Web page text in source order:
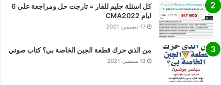
كل اسئلة جليم للفار = تارجت حل ومراجعة على 6
ايام CMA2022
17 ديسمبر، 2021
من الذي حرك قطعة الجبن الخاصة بي؟ كتاب صوتي
13 سبتمبر، 2021